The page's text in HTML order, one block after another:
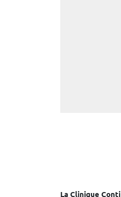
La Clinique Conti